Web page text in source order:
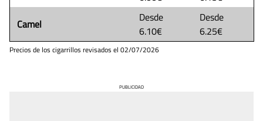
Camel
Desde
6.10€
Desde
6.25€
Precios de los cigarrillos revisados el 02/07/2026
PUBLICIDAD